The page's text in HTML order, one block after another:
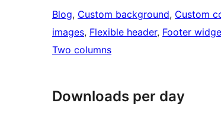
Blog, Custom background, Custom
images, Flexible header, Footer
Two columns
Downloads per day